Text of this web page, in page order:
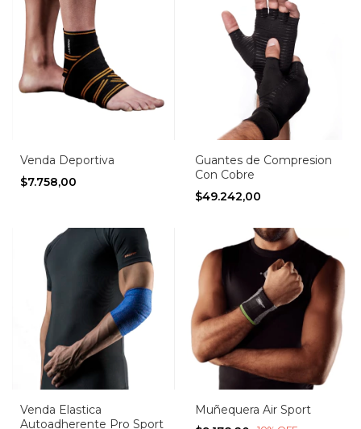
Venda Deportiva
$7.758,00
Guantes de Compresion
Con Cobre
$49.242,00
Venda Elastica
Autoadherente Pro Sport
Muñequera Air Sport